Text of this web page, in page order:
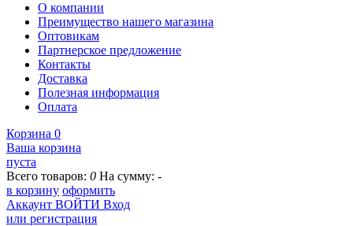
О компании
Преимущество нашего магазина
Оптовикам
Партнерское предложение
Контакты
Доставка
Полезная информация
Оплата
Корзина 0
Ваша корзина
пуста
Всего товаров: 0 На сумму: -
в корзину оформить
Аккаунт ВОЙТИ Вход
или регистрация